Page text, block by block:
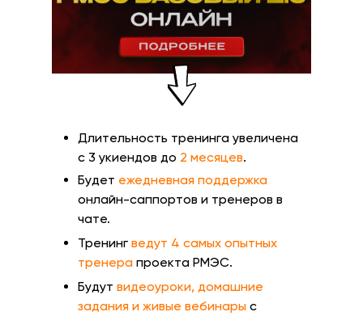
Длительность тренинга увеличена
с 3 укиендов до 2 месяцев.
Тренинг ведут 4 самых опытных
тренера проекта РМЭС.
Будет ежедневная поддержка
онлайн-саппортов и тренеров в
чате.
Будут видеоуроки, домашние
задания и живые вебинары с